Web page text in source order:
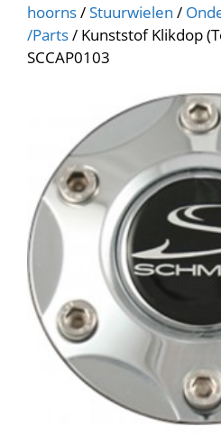
hoorns/Stuurwielen /
/Parts/ Kunststof Klikdop
SCCAP0103